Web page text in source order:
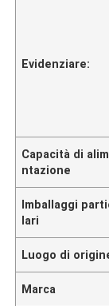
Evidenziare:
Capacità di
ntazione
Imballaggi
lari
Luogo di
Marca